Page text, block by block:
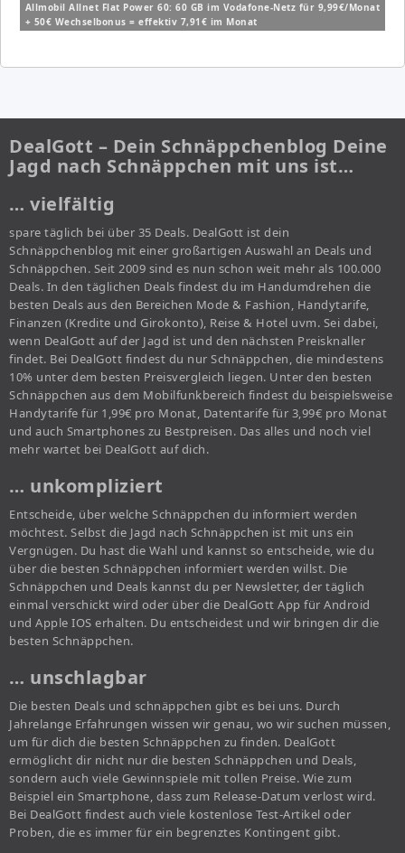
Allmobil Allnet Flat Power 60: 60 GB im Vodafone-Netz für 9,99€/Monat
+ 50€ Wechselbonus = effektiv 7,91€ im Monat
DealGott – Dein Schnäppchenblog Deine
Jagd nach Schnäppchen mit uns ist…
… vielfältig
spare täglich bei über 35 Deals. DealGott ist dein
Schnäppchenblog mit einer großartigen Auswahl an Deals und
Schnäppchen. Seit 2009 sind es nun schon weit mehr als 100.000
Deals. In den täglichen Deals findest du im Handumdrehen die
besten Deals aus den Bereichen Mode & Fashion, Handytarife,
Finanzen (Kredite und Girokonto), Reise & Hotel uvm. Sei dabei,
wenn DealGott auf der Jagd ist und den nächsten Preisknaller
findet. Bei DealGott findest du nur Schnäppchen, die mindestens
10% unter dem besten Preisvergleich liegen. Unter den besten
Schnäppchen aus dem Mobilfunkbereich findest du beispielsweise
Handytarife für 1,99€ pro Monat, Datentarife für 3,99€ pro Monat
und auch Smartphones zu Bestpreisen. Das alles und noch viel
mehr wartet bei DealGott auf dich.
… unkompliziert
Entscheide, über welche Schnäppchen du informiert werden
möchtest. Selbst die Jagd nach Schnäppchen ist mit uns ein
Vergnügen. Du hast die Wahl und kannst so entscheide, wie du
über die besten Schnäppchen informiert werden willst. Die
Schnäppchen und Deals kannst du per Newsletter, der täglich
einmal verschickt wird oder über die DealGott App für Android
und Apple IOS erhalten. Du entscheidest und wir bringen dir die
besten Schnäppchen.
… unschlagbar
Die besten Deals und schnäppchen gibt es bei uns. Durch
Jahrelange Erfahrungen wissen wir genau, wo wir suchen müssen,
um für dich die besten Schnäppchen zu finden. DealGott
ermöglicht dir nicht nur die besten Schnäppchen und Deals,
sondern auch viele Gewinnspiele mit tollen Preise. Wie zum
Beispiel ein Smartphone, dass zum Release-Datum verlost wird.
Bei DealGott findest auch viele kostenlose Test-Artikel oder
Proben, die es immer für ein begrenztes Kontingent gibt.